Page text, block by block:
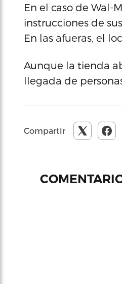
En el caso de Wal-
instrucciones de
En las afueras, el
Aunque la tienda
llegada de
Compartir